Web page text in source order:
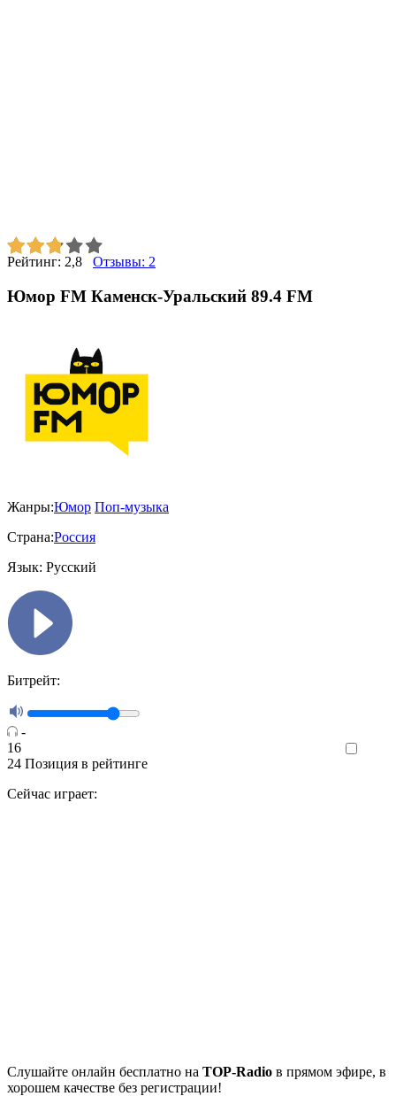
Рейтинг: 2,8 Отзывы: 2
Юмор FM Каменск-Уральский 89.4 FM
Жанры:Юмор Поп-музыка
Страна:Россия
Язык: Русский
Битрейт:
-
16
24 Позиция в рейтинге
Сейчас играет:
Cлушайте онлайн бесплатно на TOP-Radio в прямом эфире, в
хорошем качестве без регистрации!